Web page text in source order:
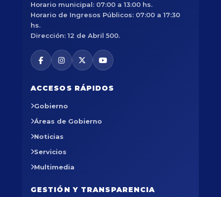
Horario municipal: 07:00 a 13:00 hs.
Horario de Ingresos Públicos: 07:00 a 17:30
hs.
Dirección: 12 de Abril 500.
ACCESOS RÁPIDOS
Gobierno
Áreas de Gobierno
Noticias
Servicios
Multimedia
GESTIÓN Y TRANSPARENCIA